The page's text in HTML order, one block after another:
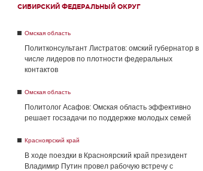
СИБИРСКИЙ ФЕДЕРАЛЬНЫЙ ОКРУГ
Омская область
Политконсультант Листратов: омский губернатор в
числе лидеров по плотности федеральных
контактов
Омская область
Политолог Асафов: Омская область эффективно
решает госзадачи по поддержке молодых семей
Красноярский край
В ходе поездки в Красноярский край президент
Владимир Путин провел рабочую встречу с